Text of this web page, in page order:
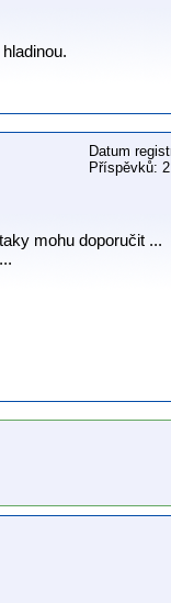
Datum
Příspěvků:
mohu doporučit ...